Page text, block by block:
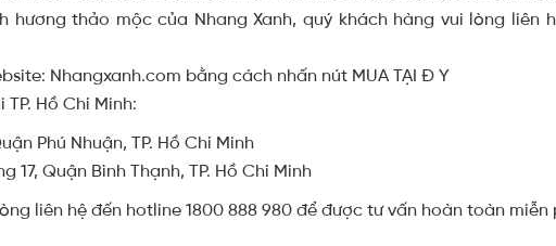
hương thảo mộc của Nhang Xanh, quý khách hàng vui lòng liên
Nhangxanh.com bằng cách nhấn nút MUA TẠI Đ Y
Hồ Chí Minh:
Phú Nhuận, TP. Hồ Chí Minh
17, Quận Bình Thạnh, TP. Hồ Chí Minh
liên hệ đến hotline 1800 888 980 để được tư vấn hoàn toàn miễn